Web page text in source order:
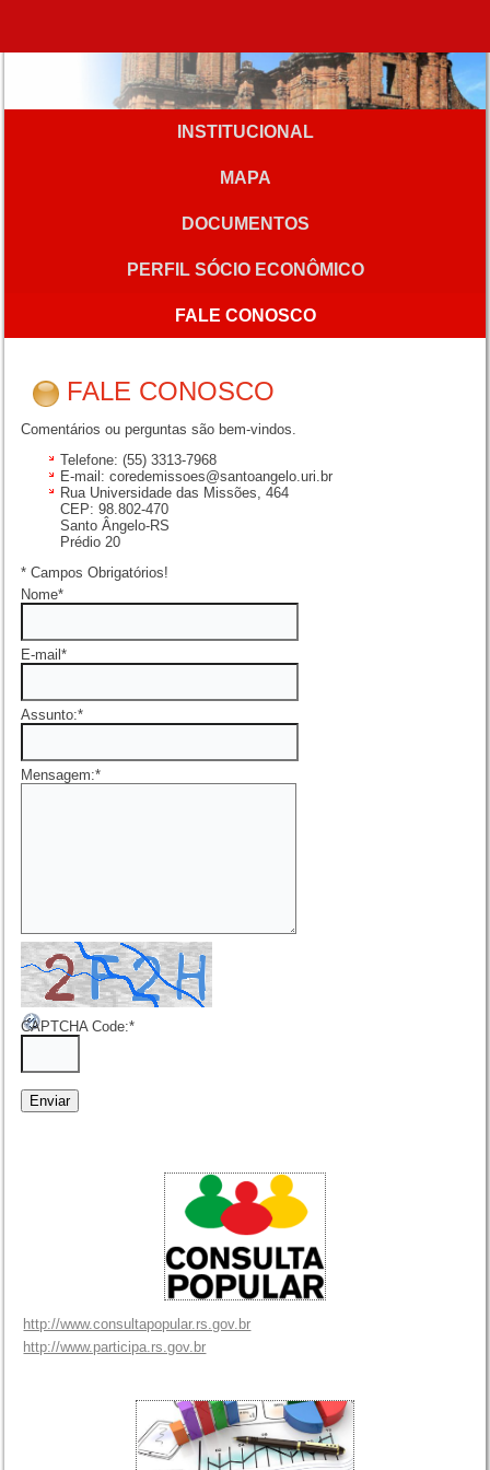
INSTITUCIONAL
MAPA
DOCUMENTOS
PERFIL SÓCIO ECONÔMICO
FALE CONOSCO
FALE CONOSCO
Comentários ou perguntas são bem-vindos.
Telefone: (55) 3313-7968
E-mail: coredemissoes@santoangelo.uri.br
Rua Universidade das Missões, 464
CEP: 98.802-470
Santo Ângelo-RS
Prédio 20
* Campos Obrigatórios!
Nome*
E-mail*
Assunto:*
Mensagem:*
CAPTCHA Code:*
http://www.consultapopular.rs.gov.br
http://www.participa.rs.gov.br